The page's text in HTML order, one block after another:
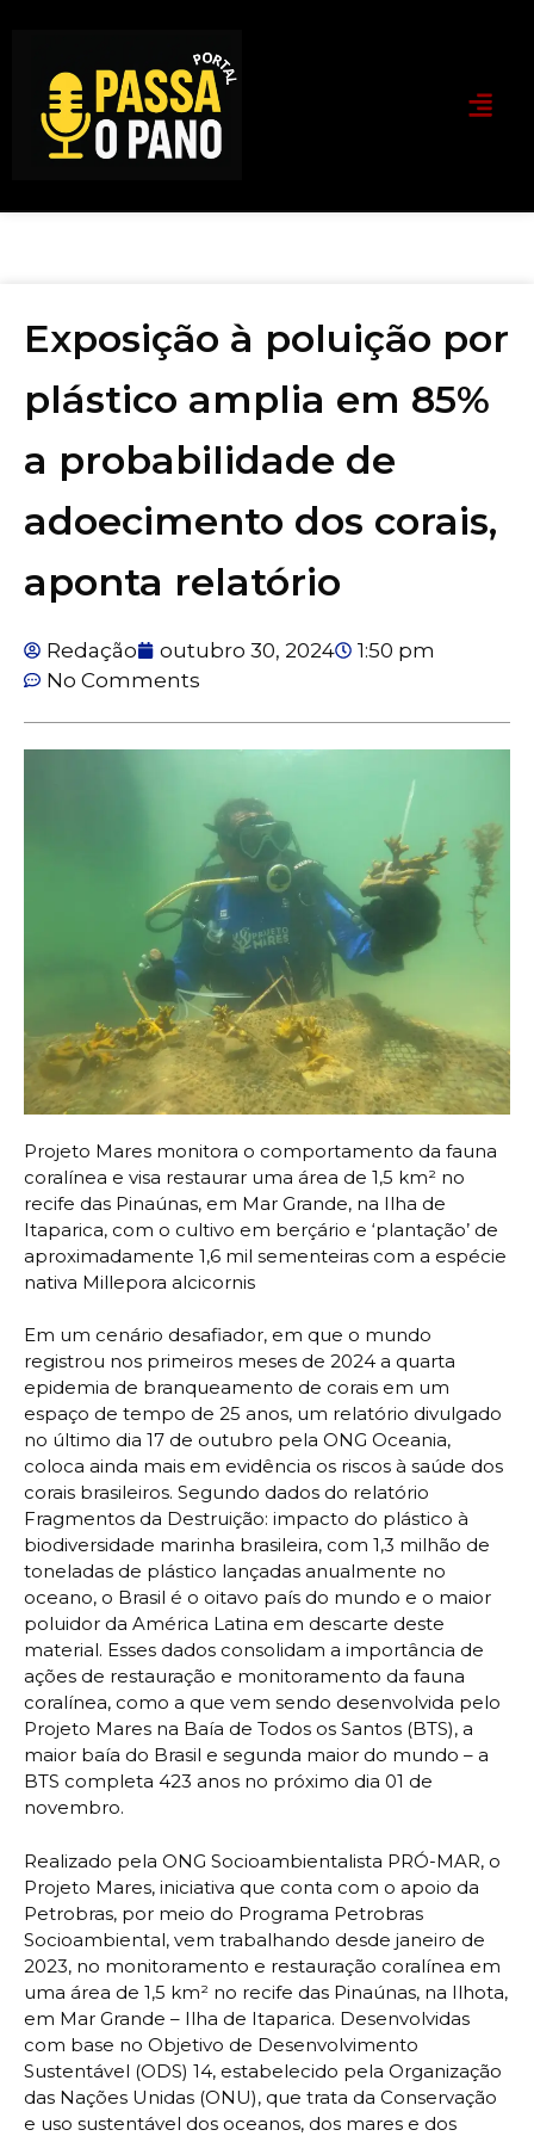
Exposição à poluição por
plástico amplia em 85%
a probabilidade de
adoecimento dos corais,
aponta relatório
Redação outubro 30, 2024
1:50 pm
No Comments
Projeto Mares monitora o comportamento da fauna
coralínea e visa restaurar uma área de 1,5 km² no
recife das Pinaúnas, em Mar Grande, na Ilha de
Itaparica, com o cultivo em berçário e ‘plantação’ de
aproximadamente 1,6 mil sementeiras com a espécie
nativa Millepora alcicornis
Em um cenário desafiador, em que o mundo
registrou nos primeiros meses de 2024 a quarta
epidemia de branqueamento de corais em um
espaço de tempo de 25 anos, um relatório divulgado
no último dia 17 de outubro pela ONG Oceania,
coloca ainda mais em evidência os riscos à saúde dos
corais brasileiros. Segundo dados do relatório
Fragmentos da Destruição: impacto do plástico à
biodiversidade marinha brasileira, com 1,3 milhão de
toneladas de plástico lançadas anualmente no
oceano, o Brasil é o oitavo país do mundo e o maior
poluidor da América Latina em descarte deste
material. Esses dados consolidam a importância de
ações de restauração e monitoramento da fauna
coralínea, como a que vem sendo desenvolvida pelo
Projeto Mares na Baía de Todos os Santos (BTS), a
maior baía do Brasil e segunda maior do mundo – a
BTS completa 423 anos no próximo dia 01 de
novembro.
Realizado pela ONG Socioambientalista PRÓ-MAR, o
Projeto Mares, iniciativa que conta com o apoio da
Petrobras, por meio do Programa Petrobras
Socioambiental, vem trabalhando desde janeiro de
2023, no monitoramento e restauração coralínea em
uma área de 1,5 km² no recife das Pinaúnas, na Ilhota,
em Mar Grande – Ilha de Itaparica. Desenvolvidas
com base no Objetivo de Desenvolvimento
Sustentável (ODS) 14, estabelecido pela Organização
das Nações Unidas (ONU), que trata da Conservação
e uso sustentável dos oceanos, dos mares e dos